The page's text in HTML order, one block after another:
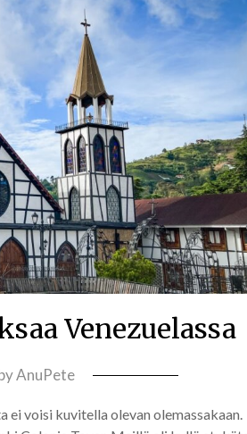
Venezuelassa
AnuPete
ei voisi kuvitella olevan olemassakaan.